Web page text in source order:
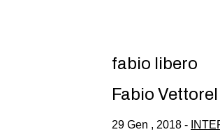
fabio libero
Fabio
29 Gen , 2018 -